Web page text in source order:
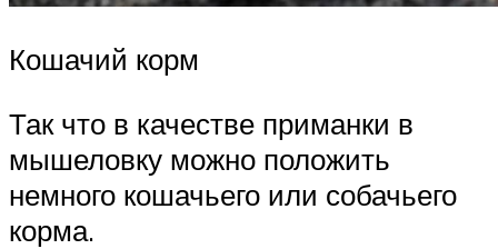
Кошачий корм
Так что в качестве приманки в
мышеловку можно положить
немного кошачьего или собачьего
корма.